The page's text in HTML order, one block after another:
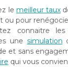
le meilleur taux
ou pour
connaitre
une simulation
et sans
qui vous